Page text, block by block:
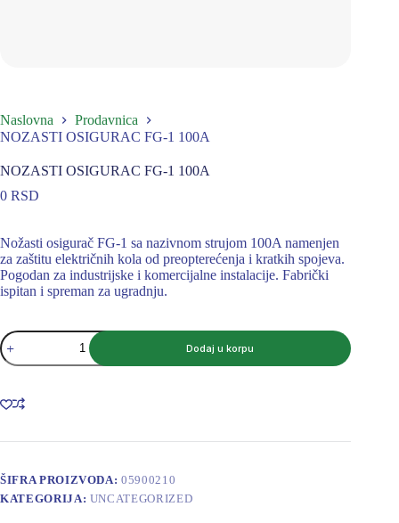
Naslovna
Prodavnica
NOZASTI OSIGURAC FG-1 100A
NOZASTI OSIGURAC FG-1 100A
0 RSD
Nožasti osigurač FG-1 sa nazivnom strujom 100A namenjen
za zaštitu električnih kola od preopterećenja i kratkih spojeva.
Pogodan za industrijske i komercijalne instalacije. Fabrički
ispitan i spreman za ugradnju.
NOZASTI
OSIGURAC
FG-
100A
količina
Dodaj u korpu
ŠIFRA PROIZVODA:05900210
KATEGORIJA: UNCATEGORIZED